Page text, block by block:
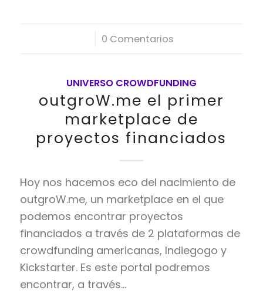
0 Comentarios
UNIVERSO CROWDFUNDING
outgroW.me el primer
marketplace de
proyectos financiados
Hoy nos hacemos eco del nacimiento de
outgroW.me, un marketplace en el que
podemos encontrar proyectos
financiados a través de 2 plataformas de
crowdfunding americanas, Indiegogo y
Kickstarter. Es este portal podremos
encontrar, a través…